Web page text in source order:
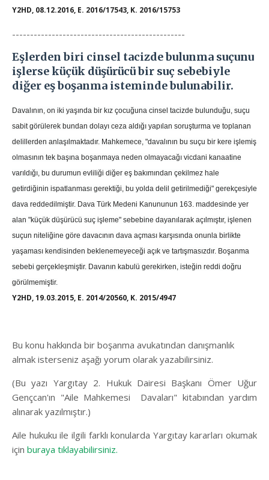
Y2HD, 08.12.2016, E. 2016/17543, K. 2016/15753
------------------------------------------------
Eşlerden biri cinsel tacizde bulunma suçunu
işlerse küçük düşürücü bir suç sebebiyle
diğer eş boşanma isteminde bulunabilir.
Davalının, on iki yaşında bir kız çocuğuna cinsel tacizde bulunduğu, suçu
sabit görülerek bundan dolayı ceza aldığı yapılan soruşturma ve toplanan
delillerden anlaşılmaktadır. Mahkemece, "davalının bu suçu bir kere işlemiş
olmasının tek başına boşanmaya neden olmayacağı vicdani kanaatine
varıldığı, bu durumun evliliği diğer eş bakımından çekilmez hale
getirdiğinin ispatlanması gerektiği, bu yolda delil getirilmediği" gerekçesiyle
dava reddedilmiştir. Dava Türk Medeni Kanununun 163. maddesinde yer
alan "küçük düşürücü suç işleme" sebebine dayanılarak açılmıştır, işlenen
suçun niteliğine göre davacının dava açması karşısında onunla birlikte
yaşaması kendisinden beklenemeyeceği açık ve tartışmasızdır. Boşanma
sebebi gerçekleşmiştir. Davanın kabulü gerekirken, isteğin reddi doğru
görülmemiştir.
Y2HD, 19.03.2015, E. 2014/20560, K. 2015/4947
Bu konu hakkında bir boşanma avukatından danışmanlık
almak isterseniz aşağı yorum olarak yazabilirsiniz.
(Bu yazı Yargıtay 2. Hukuk Dairesi Başkanı Ömer Uğur
Gençcan'ın "Aile Mahkemesi Davaları" kitabından yardım
alınarak yazılmıştır.)
Aile hukuku ile ilgili farklı konularda Yargıtay kararları okumak
için buraya tıklayabilirsiniz.